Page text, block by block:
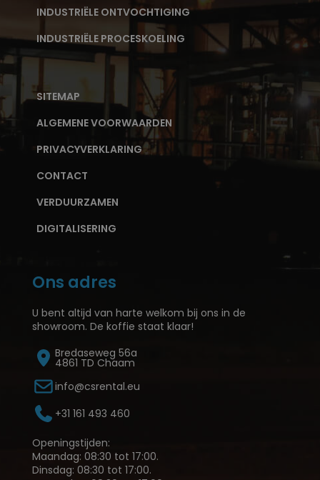
INDUSTRIËLE ONTVOCHTIGING
INDUSTRIËLE PROCESKOELING
SITEMAP
ALGEMENE VOORWAARDEN
PRIVACYVERKLARING
CONTACT
VERDUURZAMEN
DIGITALISERING
Ons adres
U bent altijd van harte welkom bij ons in de
showroom. De koffie staat klaar!
Bredaseweg 56a
4861 TD Chaam
info@csrental.eu
+31 161 493 460
Openingstijden:
Maandag: 08:30 tot 17:00.
Dinsdag: 08:30 tot 17:00.